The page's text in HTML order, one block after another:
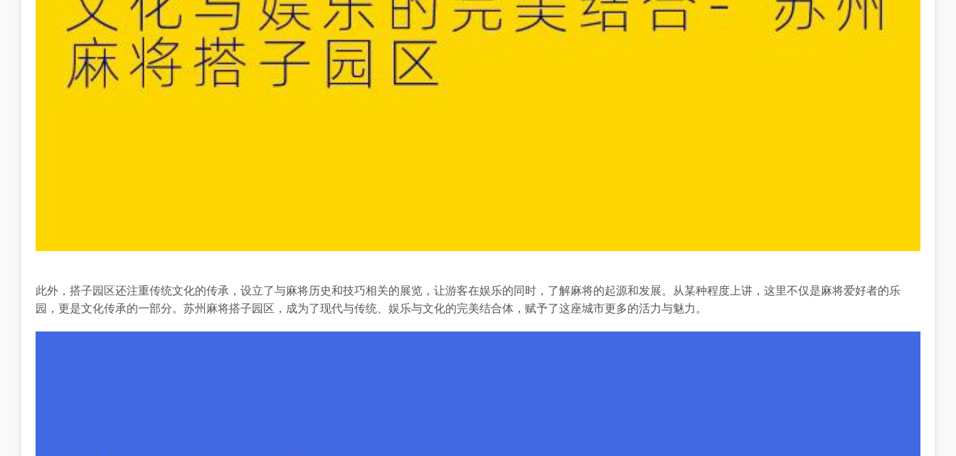
此外，搭子园区还注重传统文化的传承，设立了与麻将历史和技巧相关的展览，让游客在娱乐的同时，了解麻将的起源和发展。从某种程度上讲，这里不仅是麻将爱好者的乐
园，更是文化传承的一部分。苏州麻将搭子园区，成为了现代与传统、娱乐与文化的完美结合体，赋予了这座城市更多的活力与魅力。